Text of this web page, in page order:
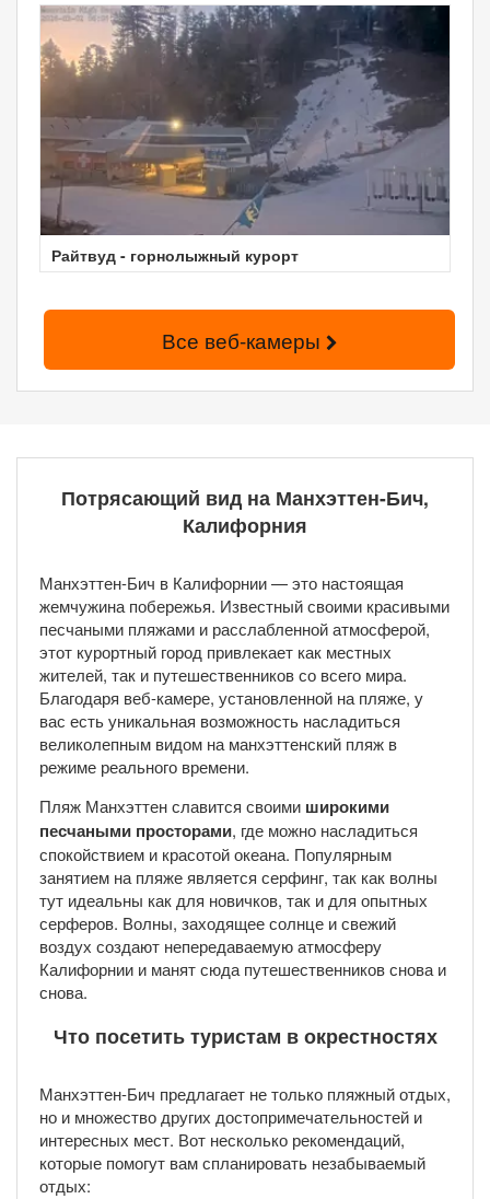
Райтвуд - горнолыжный курорт
Все веб-камеры
Потрясающий вид на Манхэттен-Бич,
Калифорния
Манхэттен-Бич в Калифорнии — это настоящая
жемчужина побережья. Известный своими красивыми
песчаными пляжами и расслабленной атмосферой,
этот курортный город привлекает как местных
жителей, так и путешественников со всего мира.
Благодаря веб-камере, установленной на пляже, у
вас есть уникальная возможность насладиться
великолепным видом на манхэттенский пляж в
режиме реального времени.
Пляж Манхэттен славится своими широкими
песчаными просторами, где можно насладиться
спокойствием и красотой океана. Популярным
занятием на пляже является серфинг, так как волны
тут идеальны как для новичков, так и для опытных
серферов. Волны, заходящее солнце и свежий
воздух создают непередаваемую атмосферу
Калифорнии и манят сюда путешественников снова и
снова.
Что посетить туристам в окрестностях
Манхэттен-Бич предлагает не только пляжный отдых,
но и множество других достопримечательностей и
интересных мест. Вот несколько рекомендаций,
которые помогут вам спланировать незабываемый
отдых: